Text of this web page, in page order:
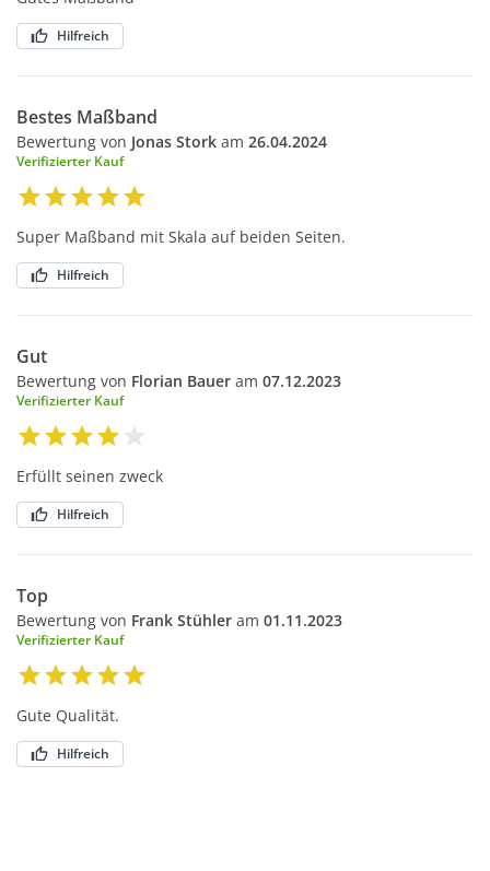
Hilfreich
Bestes Maßband
Bewertung von Jonas Stork am 26.04.2024
Verifizierter Kauf
Super Maßband mit Skala auf beiden Seiten.
Hilfreich
Gut
Bewertung von Florian Bauer am 07.12.2023
Verifizierter Kauf
Erfüllt seinen zweck
Hilfreich
Top
Bewertung von Frank Stühler am 01.11.2023
Verifizierter Kauf
Gute Qualität.
Hilfreich